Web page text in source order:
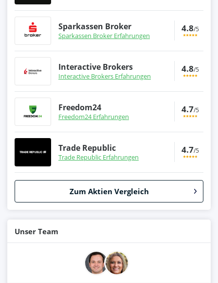
Sparkassen Broker
Sparkassen Broker Erfahrungen
4.8/5
Interactive Brokers
Interactive Brokers Erfahrungen
4.8/5
Freedom24
Freedom24 Erfahrungen
4.7/5
Trade Republic
Trade Republic Erfahrungen
4.7/5
Zum Aktien Vergleich
Unser Team